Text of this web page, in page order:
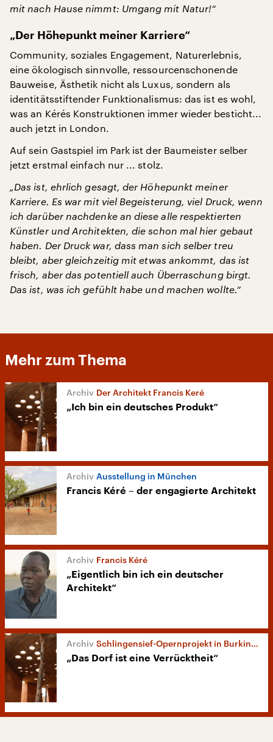
mit nach Hause nimmt: Umgang mit Natur!“
„Der Höhepunkt meiner Karriere“
Community, soziales Engagement, Naturerlebnis,
eine ökologisch sinnvolle, ressourcenschonende
Bauweise, Ästhetik nicht als Luxus, sondern als
identitätsstiftender Funktionalismus: das ist es wohl,
was an Kérés Konstruktionen immer wieder besticht...
auch jetzt in London.
Auf sein Gastspiel im Park ist der Baumeister selber
jetzt erstmal einfach nur ... stolz.
„Das ist, ehrlich gesagt, der Höhepunkt meiner
Karriere. Es war mit viel Begeisterung, viel Druck, wenn
ich darüber nachdenke an diese alle respektierten
Künstler und Architekten, die schon mal hier gebaut
haben. Der Druck war, dass man sich selber treu
bleibt, aber gleichzeitig mit etwas ankommt, das ist
frisch, aber das potentiell auch Überraschung birgt.
Das ist, was ich gefühlt habe und machen wollte.“
Mehr zum Thema
Der Architekt Francis Keré
„Ich bin ein deutsches Produkt“
Ausstellung in München
Francis Kéré – der engagierte Architekt
Francis Kéré
„Eigentlich bin ich ein deutscher
Architekt“
Schlingensief-Opernprojekt in Burkina Faso
„Das Dorf ist eine Verrücktheit“